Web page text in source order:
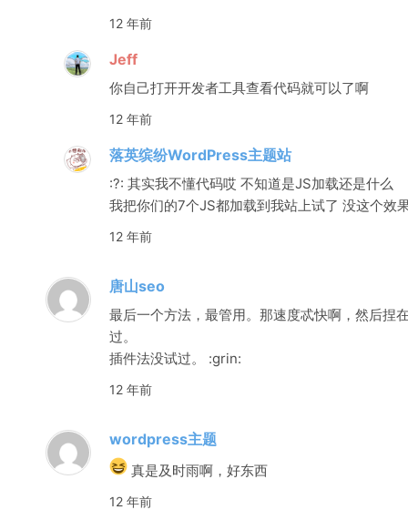
12 年前
Jeff
你自己打开开发者工具查看代码就可以了啊
12 年前
落英缤纷WordPress主题站
:?: 其实我不懂代码哎 不知道是JS加载还是什么
我把你们的7个JS都加载到我站上试了 没这个效
12 年前
唐山seo
最后一个方法，最管用。那速度忒快啊，然后捏
过。
插件法没试过。 :grin:
12 年前
wordpress主题
真是及时雨啊，好东西
12 年前